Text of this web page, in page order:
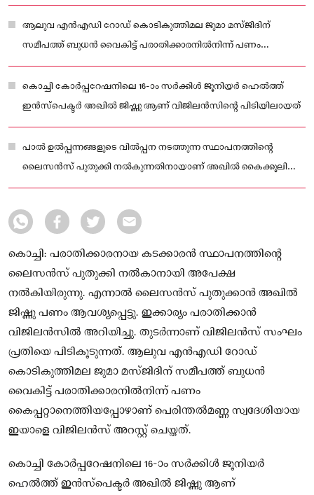
ആലുവ എന്‍എഡി റോഡ് കൊടികുത്തിമല ജുമാ മസ്ജിദിന്
സമീപത്ത് ബുധന്‍ വൈകിട്ട് പരാതിക്കാരനില്‍നിന്ന് പണം
കൈപ്പറ്റാനെത്തിയപ്പോഴാണ് പെരിന്തല്‍മണ്ണ സ്വദേശിയായ
ഇയാളെ വിജിലന്‍സ് അറസ്റ്റ് ചെയ്തത്.
കൊച്ചി കോര്‍പ്പറേഷനിലെ 16-ാം സര്‍ക്കിള്‍ ജൂനിയര്‍ ഹെല്‍ത്ത്
ഇന്‍സ്‌പെക്ടര്‍ അഖില്‍ ജിഷ്ണു ആണ് വിജിലന്‍സിന്റെ പിടിയിലായത്
പാല്‍ ഉല്‍പ്പന്നങ്ങളുടെ വില്‍പ്പന നടത്തുന്ന സ്ഥാപനത്തിന്റെ
ലൈസന്‍സ് പുതുക്കി നല്‍കുന്നതിനായാണ് അഖില്‍ കൈക്കൂലി
വാങ്ങിയത്
കൊച്ചി: പരാതിക്കാരനായ കടക്കാരന്‍ സ്ഥാപനത്തിന്റെ
ലൈസന്‍സ് പുതുക്കി നല്‍കാനായി അപേക്ഷ
നല്‍കിയിരുന്നു. എന്നാല്‍ ലൈസന്‍സ് പുതുക്കാന്‍ അഖില്‍
ജിഷ്ണു പണം ആവശ്യപ്പെട്ടു. ഇക്കാര്യം പരാതിക്കാന്‍
വിജിലന്‍സില്‍ അറിയിച്ചു. തുടര്‍ന്നാണ് വിജിലന്‍സ് സംഘം
പ്രതിയെ പിടികൂടുന്നത്. ആലുവ എന്‍എഡി റോഡ്
കൊടികുത്തിമല ജുമാ മസ്ജിദിന് സമീപത്ത് ബുധന്‍
വൈകിട്ട് പരാതിക്കാരനില്‍നിന്ന് പണം
കൈപ്പറ്റാനെത്തിയപ്പോഴാണ് പെരിന്തല്‍മണ്ണ സ്വദേശിയായ
ഇയാളെ വിജിലന്‍സ് അറസ്റ്റ് ചെയ്തത്.
കൊച്ചി കോര്‍പ്പറേഷനിലെ 16-ാം സര്‍ക്കിള്‍ ജൂനിയര്‍
ഹെല്‍ത്ത് ഇന്‍സ്‌പെക്ടര്‍ അഖില്‍ ജിഷ്ണു ആണ്